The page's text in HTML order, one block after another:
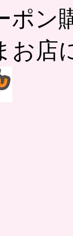
ポン
お店